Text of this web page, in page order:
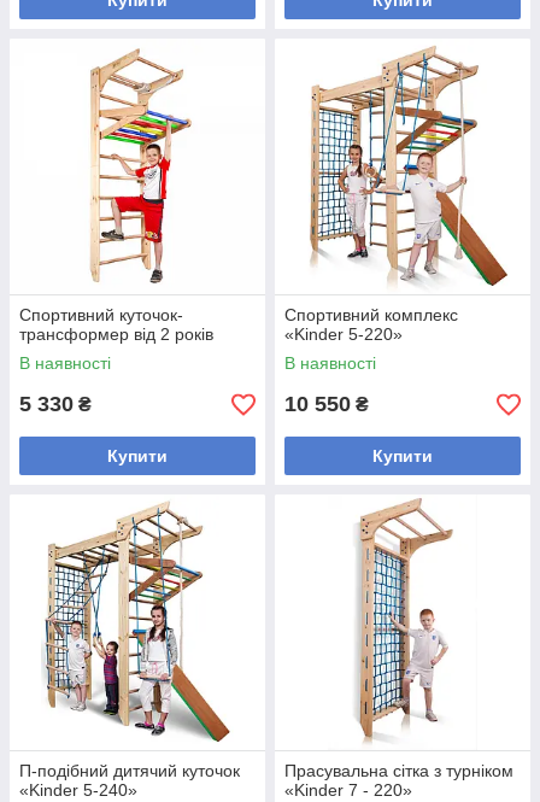
Спортивний куточок-
трансформер від 2 років
В наявності
5 330 ₴
Купити
Спортивний комплекс
«Kinder 5-220»
В наявності
10 550 ₴
Купити
П-подібний дитячий куточок
«Kinder 5-240»
Прасувальна сітка з турніком
«Kinder 7 - 220»